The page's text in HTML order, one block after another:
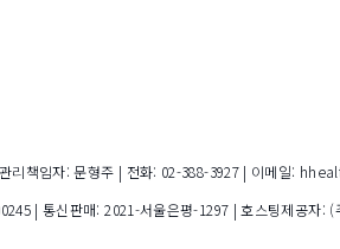
리책임자: 문형주 | 전화: 02-388-3927 | 이메일:
| 통신판매:2021-서울은평-1297 | 호스팅제공자: (